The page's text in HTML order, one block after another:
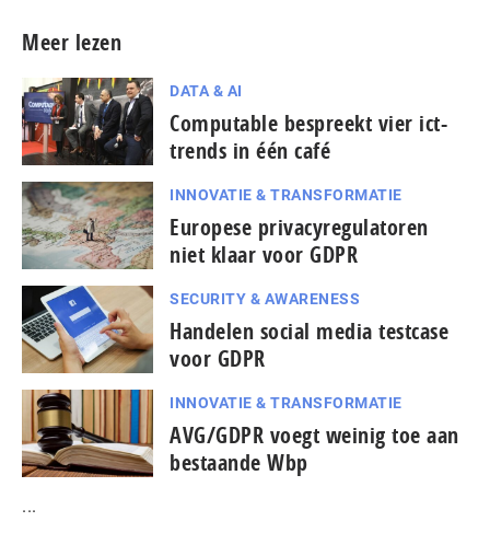
Meer lezen
DATA & AI
Computable bespreekt vier ict-
trends in één café
INNOVATIE & TRANSFORMATIE
Europese privacyregulatoren
niet klaar voor GDPR
SECURITY & AWARENESS
Handelen social media testcase
voor GDPR
INNOVATIE & TRANSFORMATIE
AVG/GDPR voegt weinig toe aan
bestaande Wbp
...